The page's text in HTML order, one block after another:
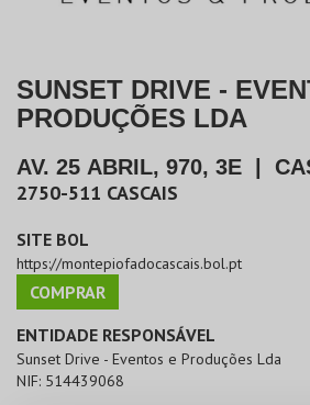
SUNSET DRIVE -
PRODUÇÕES LDA
AV. 25 ABRIL, 970, 3E
2750-511 CASCAIS
SITE BOL
https://montepiofadocascais.bol.pt
COMPRAR
ENTIDADE RESPONSÁVEL
Sunset Drive - Eventos e Produções Lda
NIF: 514439068